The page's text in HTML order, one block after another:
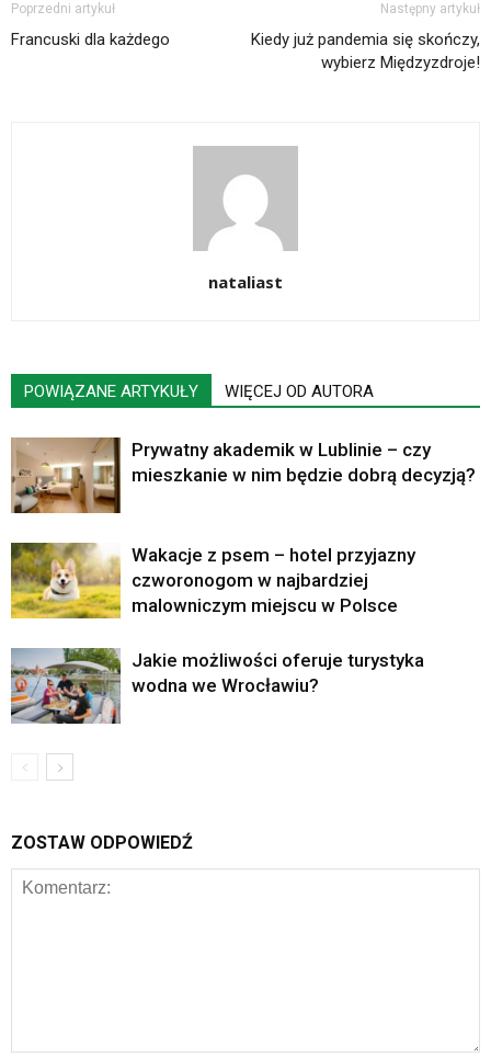
Poprzedni artykuł
Francuski dla każdego
Następny artykuł
Kiedy już pandemia się skończy,
wybierz Międzyzdroje!
nataliast
POWIĄZANE ARTYKUŁY WIĘCEJ OD AUTORA
Prywatny akademik w Lublinie – czy
mieszkanie w nim będzie dobrą decyzją?
Wakacje z psem – hotel przyjazny
czworonogom w najbardziej
malowniczym miejscu w Polsce
Jakie możliwości oferuje turystyka
wodna we Wrocławiu?
ZOSTAW ODPOWIEDŹ